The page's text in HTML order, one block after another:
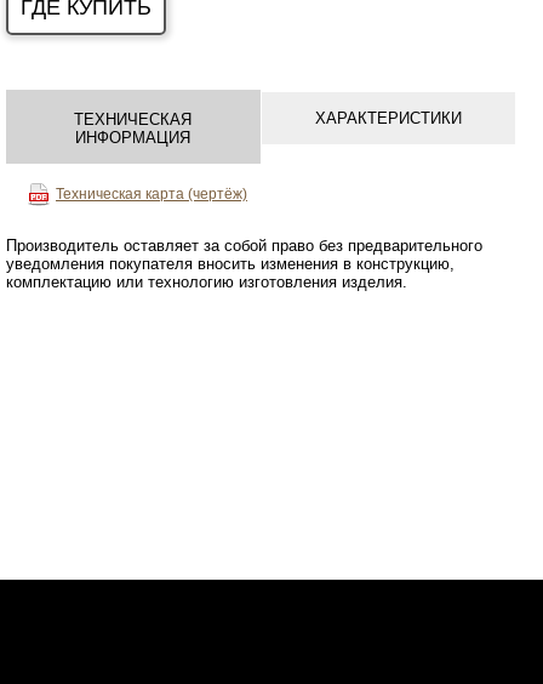
ГДЕ КУПИТЬ
ТЕХНИЧЕСКАЯ
ИНФОРМАЦИЯ
Техническая карта (чертёж)
Производитель оставляет за собой право без предварительного
уведомления покупателя вносить изменения в конструкцию,
комплектацию или технологию изготовления изделия.
ХАРАКТЕРИСТИКИ